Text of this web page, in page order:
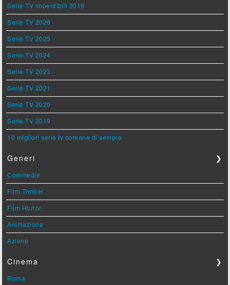
Serie TV imperdibili 2019
Serie TV 2026
Serie TV 2025
Serie TV 2024
Serie TV 2023
Serie TV 2021
Serie TV 2020
Serie TV 2019
10 migliori serie tv coreane di sempre
Generi ❯
Commedie
Film Thriller
Film Horror
Animazione
Azione
Cinema ❯
Roma